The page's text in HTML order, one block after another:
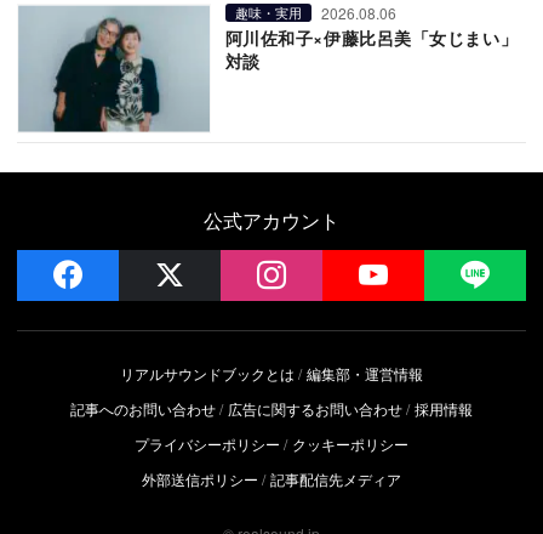
趣味・実用 2026.08.06
阿川佐和子×伊藤比呂美「女じまい」
対談
公式アカウント
facebook instagram YouTube
リアルサウンドブックとは
編集部・運営情報
記事へのお問い合わせ
広告に関するお問い合わせ 採用情報
プライバシーポリシー
クッキーポリシー
外部送信ポリシー
記事配信先メディア